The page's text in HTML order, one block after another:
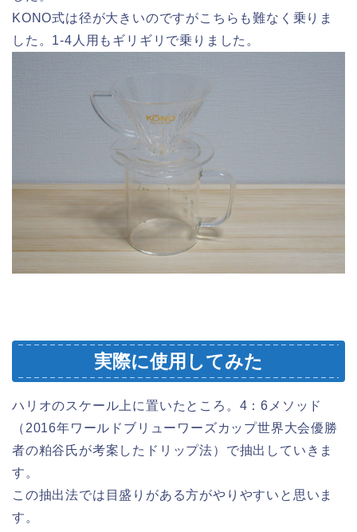
KONO式は径が大きいのですがこちらも難なく乗りま
した。1-4人用もギリギリで乗りました。
実際に使用してみた
ハリオのスケール上に置いたところ。4：6メソッド
（2016年ワールドブリューワーズカップ世界大会優勝
者の粕谷氏が考案したドリップ法）で抽出していきま
す。
この抽出法では目盛りがある方がやりやすいと思いま
す。